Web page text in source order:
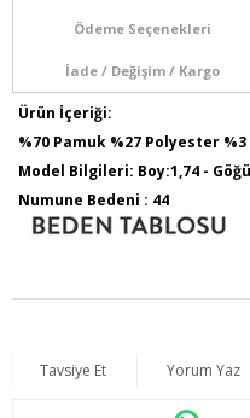
Ödeme Seçenekleri
İade / Değişim / Kargo
Ürün İçeriği:
%70 Pamuk %27 Polyester
Model Bilgileri: Boy:1,74 -
Numune Bedeni : 44
Tavsiye Et Yorum Yaz